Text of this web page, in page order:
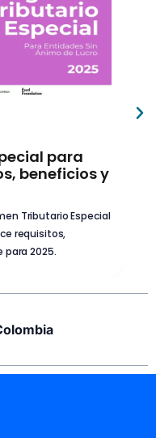
para
beneficios y
Tributario Especial
requisitos,
2025.